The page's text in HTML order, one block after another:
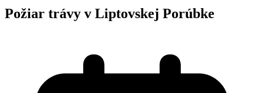
Požiar trávy v Liptovskej Porúbke